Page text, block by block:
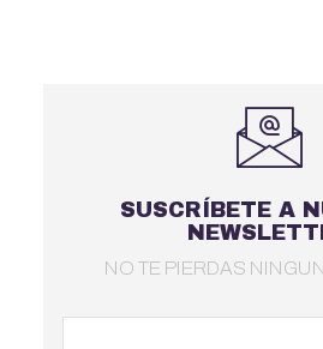
SUSCRÍBETE A
NO TE PIERDAS